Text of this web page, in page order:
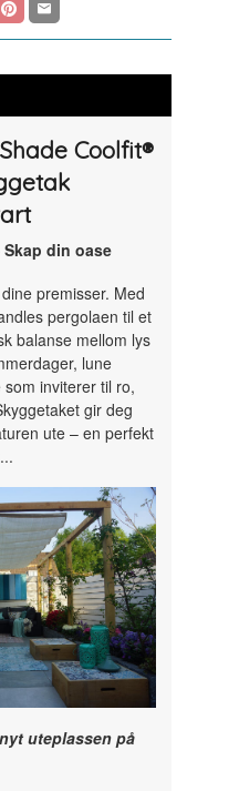
Coolfit®
din oase
premisser. Med
pergolaen til et
balanse mellom lys
lune
inviterer til ro,
gir deg
ute – en perfekt
uteplassen på